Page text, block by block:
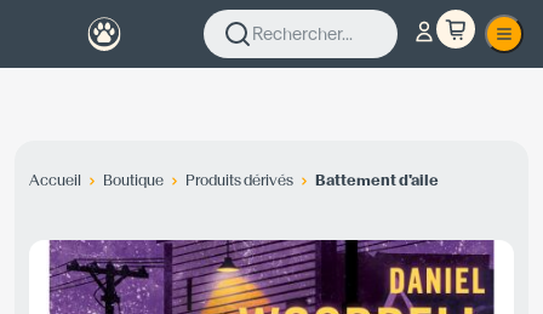
Rechercher...
Accueil Boutique Produits dérivés Battement d'aile